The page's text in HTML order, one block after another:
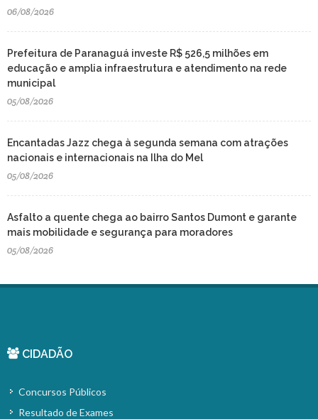
06/08/2026
Prefeitura de Paranaguá investe R$ 526,5 milhões em
educação e amplia infraestrutura e atendimento na rede
municipal
05/08/2026
Encantadas Jazz chega à segunda semana com atrações
nacionais e internacionais na Ilha do Mel
05/08/2026
Asfalto a quente chega ao bairro Santos Dumont e garante
mais mobilidade e segurança para moradores
05/08/2026
CIDADÃO
Concursos Públicos
Resultado de Exames